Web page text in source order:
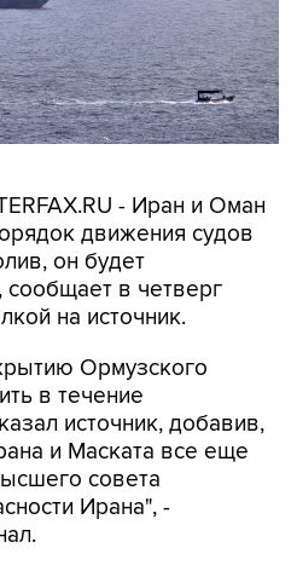
- Иран и Оман
движения судов
он будет
сообщает в четверг
на источник.
Ормузского
в течение
источник, добавив,
и Маската все еще
совета
Ирана", -